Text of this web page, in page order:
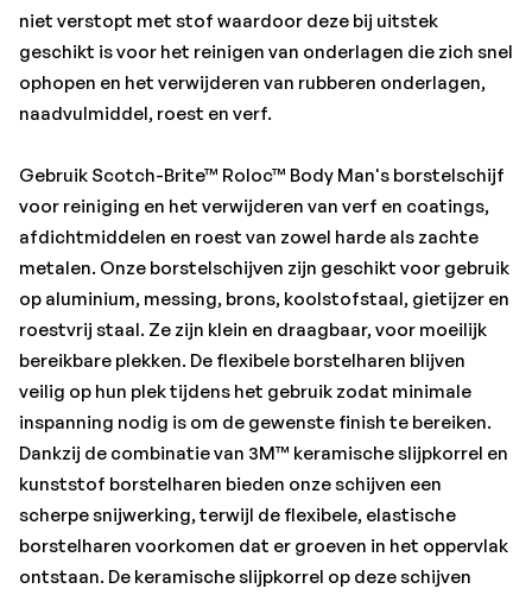
kunststof borstelharen bieden onze schijven een
scherpe snijwerking, terwijl de flexibele, elastische
borstelharen voorkomen dat er groeven in het oppervlak
ontstaan. De keramische slijpkorrel op deze schijven
hebben ontwikkeld en dat sterker en harder is dan
standaard aluminiumoxide. Het heeft een snellere en
langdurigere snijwerking, waarbij de mineralen
regelmatig afbreken en er continu scherpe randjes
vrijkomen. Dankzij deze scherpte is er minder
lichamelijke inspanning nodig om het oppervlak efficiënt
te schuren. Onze schijven worden geleverd met het 3M
Roloc bevestigingssysteem en een steunschijfset om
snel van schijf te kunnen wisselen. Met een halve draai
kunt u deze stevig bevestigen of losmaken. De 3M Roloc
steunschijfset is geschikt voor bevestiging van allerlei
gereedschappen met of zonder ringen of spankoppen,
en is ideaal voor gebruik met haaks of recht
pneumatisch gereedschap.
niet verstopt met stof waardoor deze bij uitstek
geschikt is voor het reinigen van onderlagen die zich snel
ophopen en het verwijderen van rubberen onderlagen,
naadvulmiddel, roest en verf.
Gebruik Scotch-Brite™ Roloc™ Body Man's borstelschijf
voor reiniging en het verwijderen van verf en coatings,
afdichtmiddelen en roest van zowel harde als zachte
metalen. Onze borstelschijven zijn geschikt voor gebruik
op aluminium, messing, brons, koolstofstaal, gietijzer en
roestvrij staal. Ze zijn klein en draagbaar, voor moeilijk
bereikbare plekken. De flexibele borstelharen blijven
veilig op hun plek tijdens het gebruik zodat minimale
inspanning nodig is om de gewenste finish te bereiken.
Dankzij de combinatie van 3M™ keramische slijpkorrel en
kunststof borstelharen bieden onze schijven een
scherpe snijwerking, terwijl de flexibele, elastische
borstelharen voorkomen dat er groeven in het oppervlak
ontstaan. De keramische slijpkorrel op deze schijven